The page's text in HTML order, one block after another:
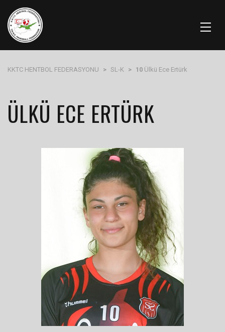
KKTC HENTBOL FEDERASYONU > SL-K > 10 Ülkü Ece Ertürk
ÜLKÜ ECE ERTÜRK